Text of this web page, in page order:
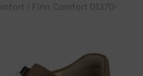
/ Finn Comfort 01370-